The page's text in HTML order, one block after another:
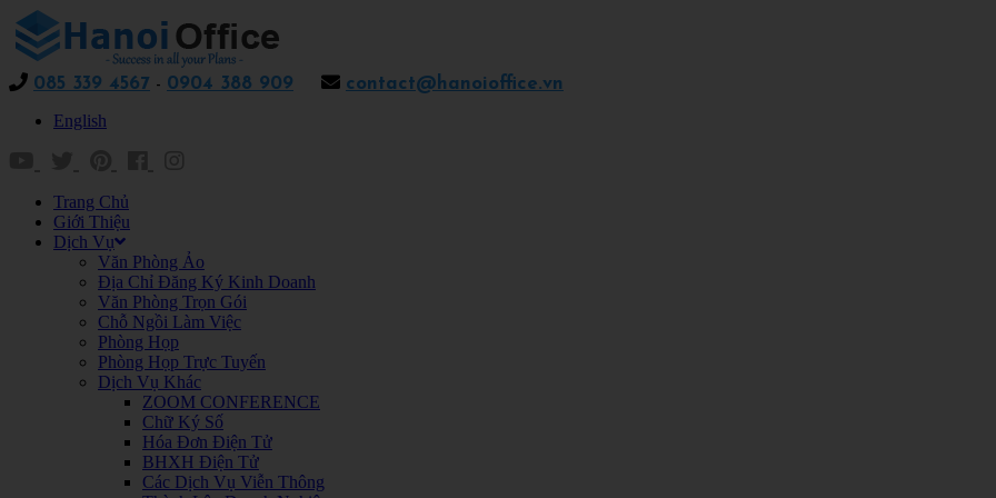
085 339 4567 - 0904 388 909
contact@hanoioffice.vn
English
Trang Chủ
Giới Thiệu
Dịch Vụ
Văn Phòng Ảo
Địa Chỉ Đăng Ký Kinh Doanh
Văn Phòng Trọn Gói
Chỗ Ngồi Làm Việc
Phòng Họp
Phòng Họp Trực Tuyến
Dịch Vụ Khác
ZOOM CONFERENCE
Chữ Ký Số
Hóa Đơn Điện Tử
BHXH Điện Tử
Các Dịch Vụ Viễn Thông